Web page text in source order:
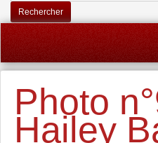
Rechercher
Photo
Hailey